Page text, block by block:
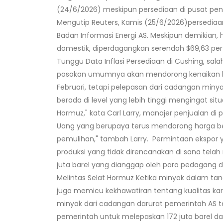
(24/6/2026) meskipun persediaan di pusat
Mengutip Reuters, Kamis (25/6/
Badan Informasi Energi AS. Meskipun
domestik, diperdagangkan serendah $69,63
Tunggu Data Inflasi Persediaan di Cushing,
pasokan umumnya akan mendorong kenaikan
Februari, tetapi pelepasan dari cadangan
berada di level yang lebih tinggi mengingat
Hormuz," kata Carl Larry, manajer penjualan
Uang yang berupaya terus mendorong harga
pemulihan," tambah Larry. Permintaan ekspor
produksi yang tidak direncanakan di sana
juta barel yang dianggap oleh para pedagang
Melintas Selat Hormuz Ketika minyak dalam
juga memicu kekhawatiran tentang kualitas
minyak dari cadangan darurat pemerintah AS
pemerintah untuk melepaskan 172 juta barel